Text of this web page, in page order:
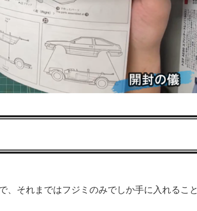
、それまではフジミのみでしか手に入れること